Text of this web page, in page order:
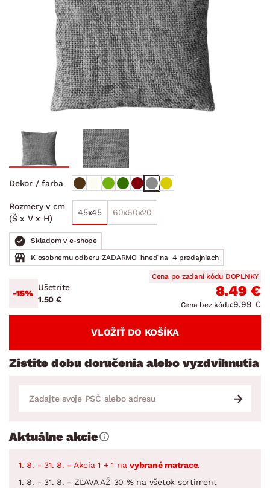
Dekor / farba
Rozmery v cm
(Š x V x H)
45x45 60x60x20
Skladom v e-shope
K osobnému odberu ZADARMO ihneď na 4 predajniach
-15%
Ušetríte
1.50 €
Cena po zadaní kódu DOPLNKY
8.49 €
Cena bez kódu:9.99 €
VLOŽIŤ DO KOŠÍKA
Zistite dobu doručenia alebo vyzdvihnutia
Aktuálne akcie
1. 8. - 31. 8. - Akcia 1 + 1 na vybrané matrace.
1. 8. - 31. 8. - ZĽAVA AŽ 30 % na všetok sortiment